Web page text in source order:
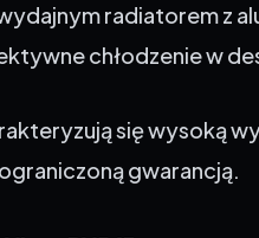
chłodzenie w
gwarancją.